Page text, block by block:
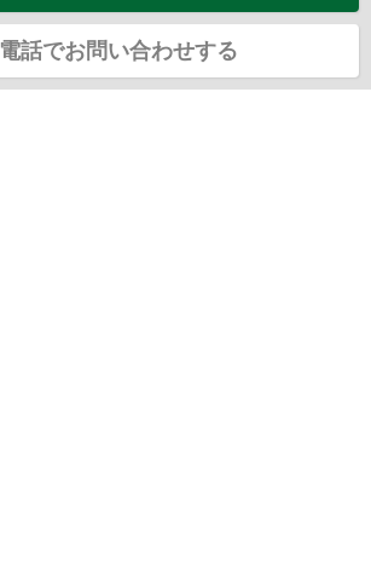
電話でお問い合わせする